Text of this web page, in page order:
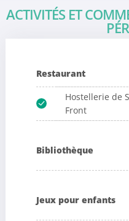
ACTIVITÉS ET
Restaurant
Hostellerie de
Front
Bibliothèque
Jeux pour enfants